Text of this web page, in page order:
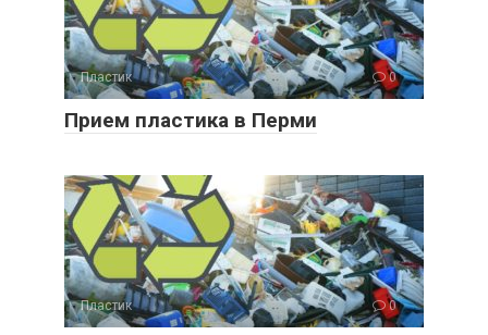
Пластик 0
Прием пластика в Перми
Пластик 0